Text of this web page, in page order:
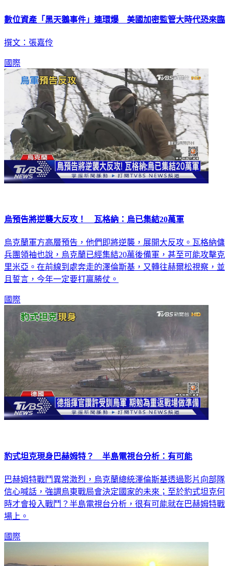
數位資產「黑天鵝事件」連環爆 美國加密監管大時代恐來臨
撰文：張嘉伶
國際
烏預告將逆襲大反攻！ 瓦格納：烏已集結20萬軍
烏克蘭軍方高層預告，他們即將逆襲，展開大反攻。瓦格納傭
兵團領袖也說，烏克蘭已經集結20萬後備軍，甚至可能攻擊克
里米亞。在前線到處奔走的澤倫斯基，又轉往赫爾松視察，並
且誓言，今年一定要打贏勝仗。
國際
豹式坦克現身巴赫姆特？ 半島電視台分析：有可能
巴赫姆特戰鬥異常激烈，烏克蘭總統澤倫斯基透過影片向部隊
信心喊話，強調烏東戰局會決定國家的未來；至於豹式坦克何
時才會投入戰鬥？半島電視台分析，很有可能就在巴赫姆特戰
場上。
國際